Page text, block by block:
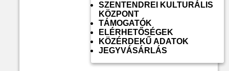
SZENTENDREI KULTURÁLIS
KÖZPONT
TÁMOGATÓK
ELÉRHETŐSÉGEK
KÖZÉRDEKŰ ADATOK
JEGYVÁSÁRLÁS